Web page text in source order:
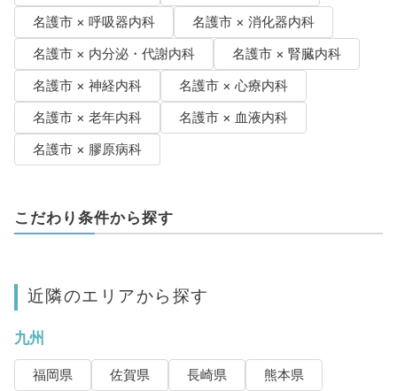
名護市 × 呼吸器内科
名護市 × 消化器内科
名護市 × 内分泌・代謝内科
名護市 × 腎臓内科
名護市 × 神経内科
名護市 × 心療内科
名護市 × 老年内科
名護市 × 血液内科
名護市 × 膠原病科
こだわり条件から探す
近隣のエリアから探す
九州
福岡県 佐賀県 長崎県
熊本県